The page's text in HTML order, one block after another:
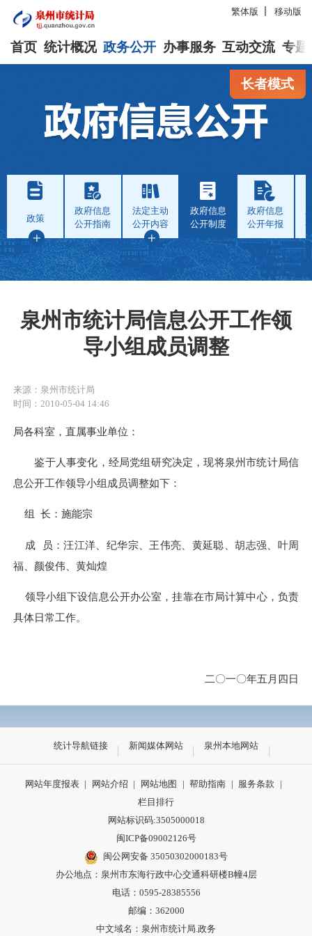
繁体版 移动版
首页 统计概况 政务公开 办事服务 互动交流 专题
长者模式
政策
政府信息
公开指南
法定主动
公开内容
政府信息
公开制度
政府信息
公开年报
泉州市统计局信息公开工作领
导小组成员调整
来源：泉州市统计局
时间：2010-05-04 14:46
局各科室，直属事业单位：
鉴于人事变化，经局党组研究决定，现将泉州市统计局信
息公开工作领导小组成员调整如下：
组 长：施能宗
成
员：汪江洋、纪华宗、王伟亮、黄延聪、胡志强、叶周
福、颜俊伟、黄灿煌
领导小组下设信息公开办公室，挂靠在市局计算中心，负责
具体日常工作。
二〇一〇年五月四日
统计导航链接 新闻媒体网站 泉州本地网站
网站年度报表 | 网站介绍 | 网站地图 | 帮助指南 | 服务条款
|
栏目排行
网站标识码:3505000018
闽ICP备09002126号
闽公网安备 35050302000183号
办公地点：泉州市东海行政中心交通科研楼B幢4层
电话：0595-28385556
邮编：362000
中文域名：泉州市统计局.政务